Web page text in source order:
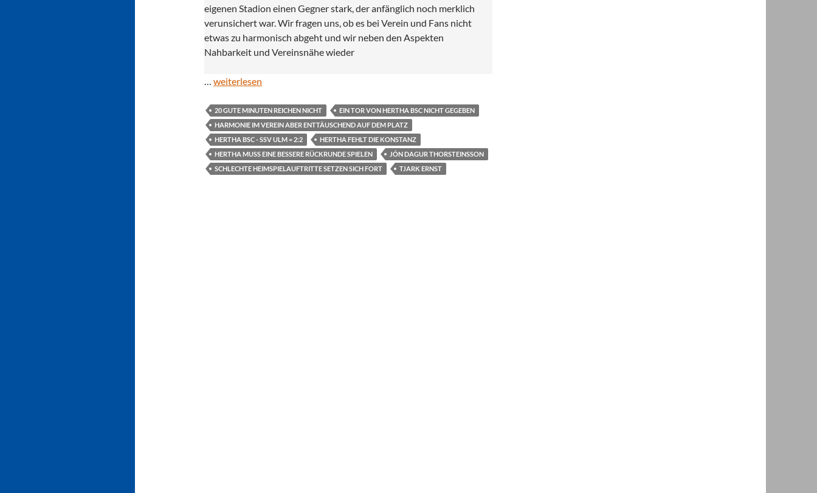
eigenen Stadion einen Gegner stark, der anfänglich noch merklich
verunsichert war. Wir fragen uns, ob es bei Verein und Fans nicht
etwas zu harmonisch abgeht und wir neben den Aspekten
Nahbarkeit und Vereinsnähe wieder
… weiterlesen
20 GUTE MINUTEN REICHEN NICHT
EIN TOR VON HERTHA BSC NICHT GEGEBEN
HARMONIE IM VEREIN ABER ENTTÄUSCHEND AUF DEM PLATZ
HERTHA BSC - SSV ULM = 2:2
HERTHA FEHLT DIE KONSTANZ
HERTHA MUSS EINE BESSERE RÜCKRUNDE SPIELEN
JÓN DAGUR THORSTEINSSON
SCHLECHTE HEIMSPIELAUFTRITTE SETZEN SICH FORT
TJARK ERNST